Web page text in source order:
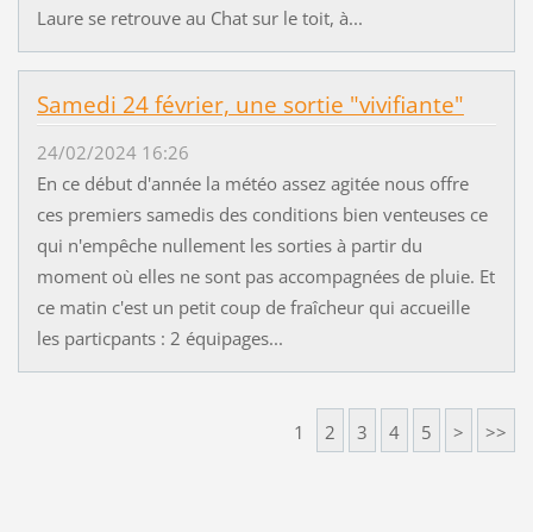
Laure se retrouve au Chat sur le toit, à...
Samedi 24 février, une sortie "vivifiante"
24/02/2024 16:26
En ce début d'année la météo assez agitée nous offre
ces premiers samedis des conditions bien venteuses ce
qui n'empêche nullement les sorties à partir du
moment où elles ne sont pas accompagnées de pluie. Et
ce matin c'est un petit coup de fraîcheur qui accueille
les particpants : 2 équipages...
1 2 3 4 5 > >>